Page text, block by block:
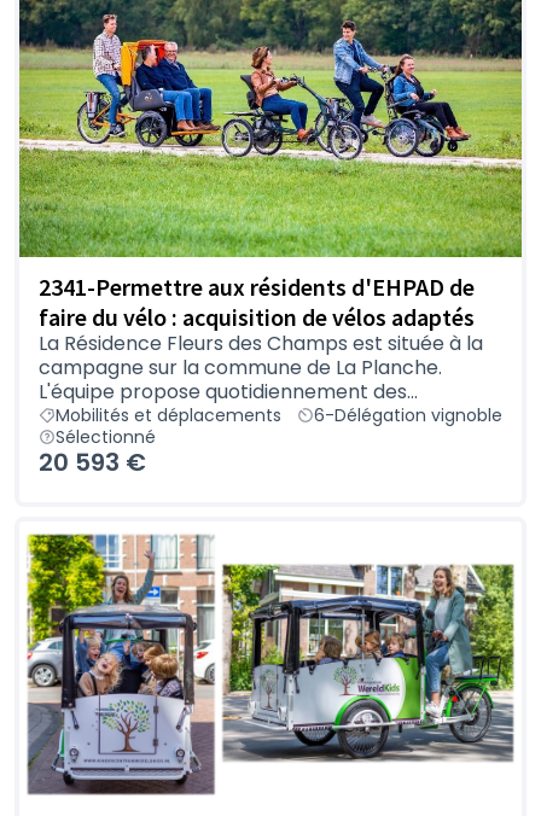
2341-Permettre aux résidents d'EHPAD de
faire du vélo : acquisition de vélos adaptés
La Résidence Fleurs des Champs est située à la
campagne sur la commune de La Planche.
L'équipe propose quotidiennement des...
Mobilités et déplacements
6-Délégation vignoble
Sélectionné
20 593 €